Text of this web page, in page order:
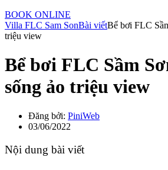
BOOK ONLINE
Villa FLC Sam SonBài viếtBể bơi FLC
triệu view
Bể bơi FLC Sầm
sống ảo triệu view
Đăng bởi: PiniWeb
03/06/2022
Nội dung bài viết